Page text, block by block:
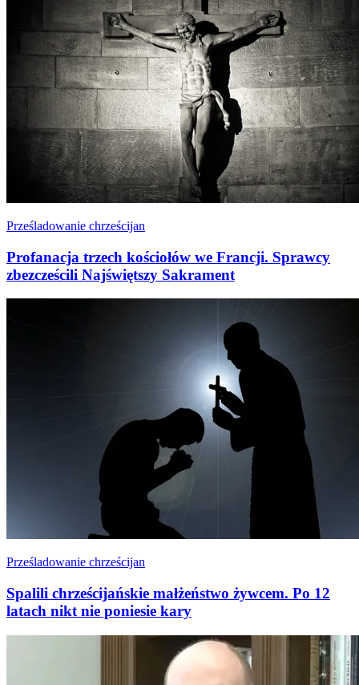
Prześladowanie chrześcijan
Profanacja trzech kościołów we Francji. Sprawcy
zbezcześcili Najświętszy Sakrament
Prześladowanie chrześcijan
Spalili chrześcijańskie małżeństwo żywcem. Po 12
latach nikt nie poniesie kary